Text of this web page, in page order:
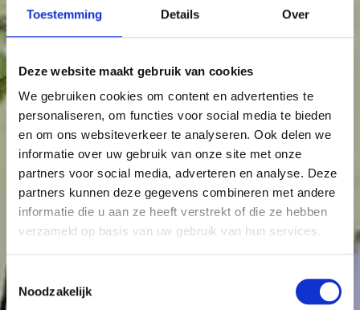
Toestemming Details Over
Deze website maakt gebruik van cookies
We gebruiken cookies om content en advertenties te
personaliseren, om functies voor social media te bieden
en om ons websiteverkeer te analyseren. Ook delen we
informatie over uw gebruik van onze site met onze
partners voor social media, adverteren en analyse. Deze
partners kunnen deze gegevens combineren met andere
informatie die u aan ze heeft verstrekt of die ze hebben
verzameld op basis van uw gebruik van hun services.
Toestemmingsselectie
Noodzakelijk